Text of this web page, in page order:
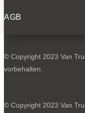
AGB
© Copyright 2023 Van
vorbehalten.
© Copyright 2023 Van